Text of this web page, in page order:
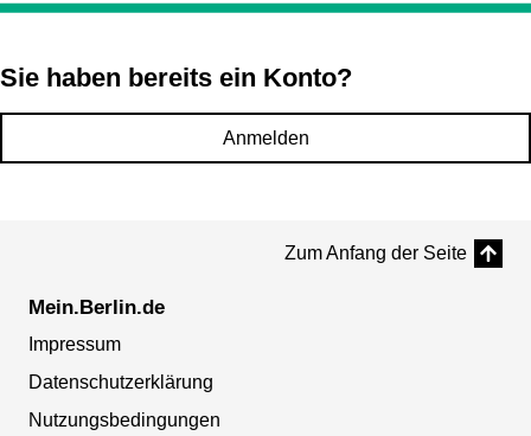
Sie haben bereits ein Konto?
Anmelden
Zum Anfang der Seite
Mein.Berlin.de
Impressum
Datenschutzerklärung
Nutzungsbedingungen